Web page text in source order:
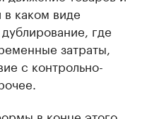
в каком виде
где
затраты,
с контрольно-